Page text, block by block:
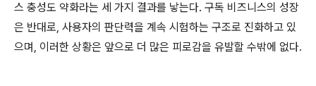
스 충성도 약화라는 세 가지 결과를 낳는다. 구독 비즈니스의 성장
은 반대로, 사용자의 판단력을 계속 시험하는 구조로 진화하고 있
으며, 이러한 상황은 앞으로 더 많은 피로감을 유발할 수밖에 없다.